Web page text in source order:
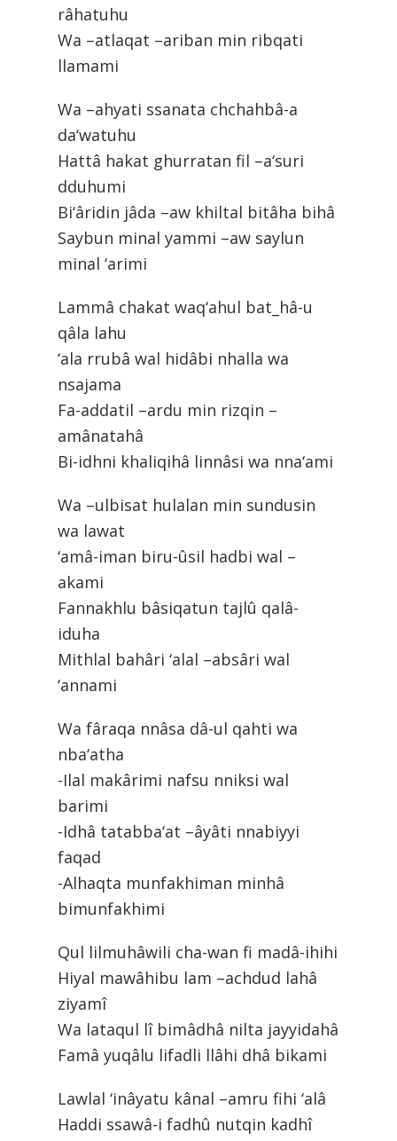
râhatuhu
Wa –atlaqat –ariban min ribqati
llamami
Wa –ahyati ssanata chchahbâ-a
da‘watuhu
Hattâ hakat ghurratan fil –a‘suri
dduhumi
Bi‘âridin jâda –aw khiltal bitâha bihâ
Saybun minal yammi –aw saylun
minal ‘arimi
Lammâ chakat waq‘ahul bat_hâ-u
qâla lahu
‘ala rrubâ wal hidâbi nhalla wa
nsajama
Fa-addatil –ardu min rizqin –
amânatahâ
Bi-idhni khaliqihâ linnâsi wa nna‘ami
Wa –ulbisat hulalan min sundusin
wa lawat
‘amâ-iman biru-ûsil hadbi wal –
akami
Fannakhlu bâsiqatun tajlû qalâ-
iduha
Mithlal bahâri ‘alal –absâri wal
‘annami
Wa fâraqa nnâsa dâ-ul qahti wa
nba‘atha
-Ilal makârimi nafsu nniksi wal
barimi
-Idhâ tatabba‘at –âyâti nnabiyyi
faqad
-Alhaqta munfakhiman minhâ
bimunfakhimi
Qul lilmuhâwili cha-wan fi madâ-ihihi
Hiyal mawâhibu lam –achdud lahâ
ziyamî
Wa lataqul lî bimâdhâ nilta jayyidahâ
Famâ yuqâlu lifadli llâhi dhâ bikami
Lawlal ‘inâyatu kânal –amru fihi ‘alâ
Haddi ssawâ-i fadhû nutqin kadhî